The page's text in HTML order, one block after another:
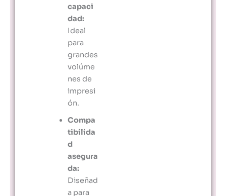
capaci
dad:
Ideal
para
grandes
volúme
nes de
impresi
ón.
Compa
tibilida
d
asegura
da:
Diseñad
a para